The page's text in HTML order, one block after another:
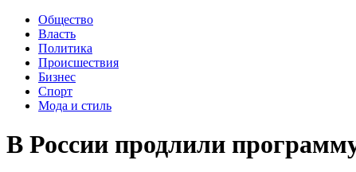
Общество
Власть
Политика
Происшествия
Бизнес
Спорт
Мода и стиль
В России продлили